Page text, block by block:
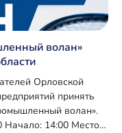
волан»
Орловской
принять
волан».
Начало: 14:00 Место